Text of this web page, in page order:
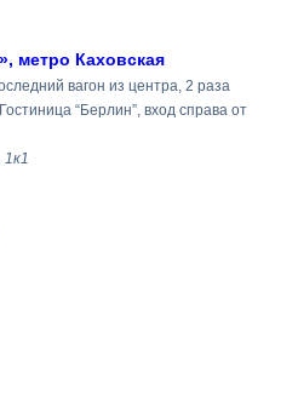
метро Каховская
вагон из центра, 2 раза
“Берлин”, вход справа от
1к1